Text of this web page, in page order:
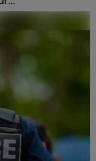
de départs de feu,
a lancé un appel
en aide...